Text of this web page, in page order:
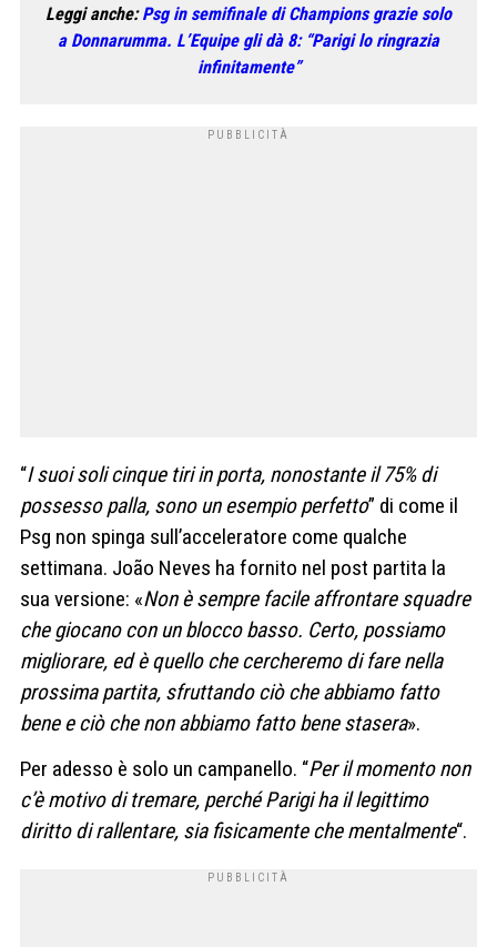
Leggi anche:Psg in semifinale di Champions grazie solo
a Donnarumma. L’Equipe gli dà 8: “Parigi lo ringrazia
infinitamente”
“I suoi soli cinque tiri in porta, nonostante il 75% di
possesso palla, sono un esempio perfetto” di come il
Psg non spinga sull’acceleratore come qualche
settimana. João Neves ha fornito nel post partita la
sua versione: «Non è sempre facile affrontare squadre
che giocano con un blocco basso. Certo, possiamo
migliorare, ed è quello che cercheremo di fare nella
prossima partita, sfruttando ciò che abbiamo fatto
bene e ciò che non abbiamo fatto bene stasera».
Per adesso è solo un campanello. “Per il momento non
c’è motivo di tremare, perché Parigi ha il legittimo
diritto di rallentare, sia fisicamente che mentalmente“.